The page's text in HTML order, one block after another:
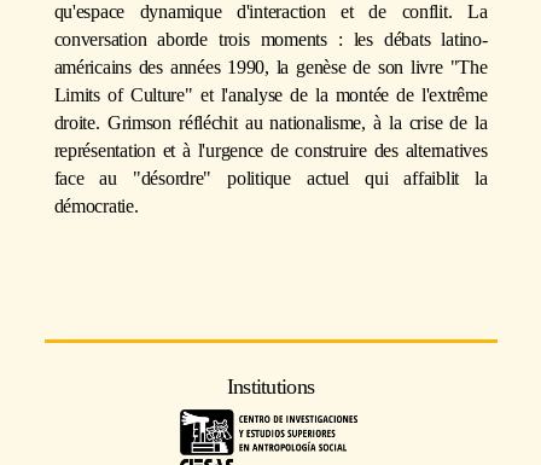
qu'espace dynamique d'interaction et de conflit. La
conversation aborde trois moments : les débats latino-
américains des années 1990, la genèse de son livre "The
Limits of Culture" et l'analyse de la montée de l'extrême
droite. Grimson réfléchit au nationalisme, à la crise de la
représentation et à l'urgence de construire des alternatives
face au "désordre" politique actuel qui affaiblit la
démocratie.
Institutions